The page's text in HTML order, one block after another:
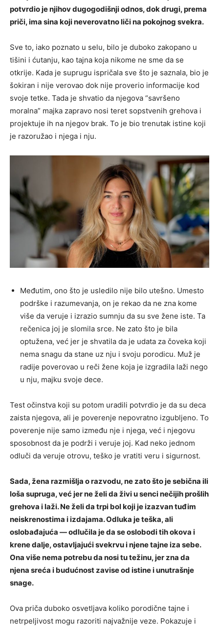
potvrdio je njihov dugogodišnji odnos, dok drugi, prema
priči, ima sina koji neverovatno liči na pokojnog svekra.
Sve to, iako poznato u selu, bilo je duboko zakopano u
tišini i ćutanju, kao tajna koja nikome ne sme da se
otkrije. Kada je suprugu ispričala sve što je saznala, bio je
šokiran i nije verovao dok nije proverio informacije kod
svoje tetke. Tada je shvatio da njegova “savršeno
moralna” majka zapravo nosi teret sopstvenih grehova i
projektuje ih na njegov brak. To je bio trenutak istine koji
je razoružao i njega i nju.
Međutim, ono što je usledilo nije bilo utešno. Umesto
podrške i razumevanja, on je rekao da ne zna kome
više da veruje i izrazio sumnju da su sve žene iste. Ta
rečenica joj je slomila srce. Ne zato što je bila
optužena, već jer je shvatila da je udata za čoveka koji
nema snagu da stane uz nju i svoju porodicu. Muž je
radije poverovao u reči žene koja je izgradila laži nego
u nju, majku svoje dece.
Test očinstva koji su potom uradili potvrdio je da su deca
zaista njegova, ali je poverenje nepovratno izgubljeno. To
poverenje nije samo između nje i njega, već i njegovu
sposobnost da je podrži i veruje joj. Kad neko jednom
odluči da veruje otrovu, teško je vratiti veru i sigurnost.
Sada, žena razmišlja o razvodu, ne zato što je sebična ili
loša supruga, već jer ne želi da živi u senci nečijih prošlih
grehova i laži. Ne želi da trpi bol koji je izazvan tuđim
neiskrenostima i izdajama. Odluka je teška, ali
oslobađajuća — odlučila je da se oslobodi tih okova i
krene dalje, ostavljajući svekrvu i njene tajne iza sebe.
Ona više nema potrebu da nosi tu težinu, jer zna da
njena sreća i budućnost zavise od istine i unutrašnje
snage.
Ova priča duboko osvetljava koliko porodične tajne i
netrpeljivost mogu razoriti najvažnije veze. Pokazuje i